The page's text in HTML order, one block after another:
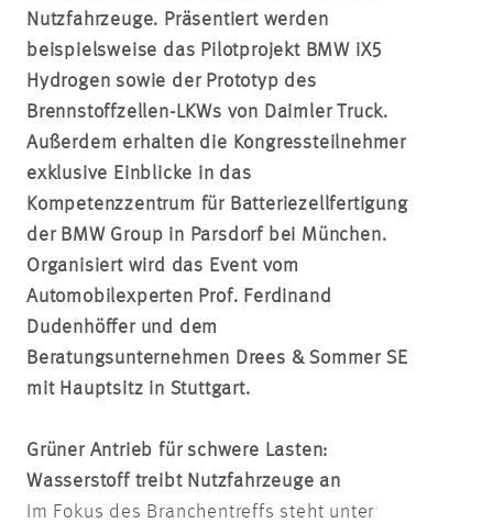
Nutzfahrzeuge. Präsentiert werden
beispielsweise das Pilotprojekt BMW iX5
Hydrogen sowie der Prototyp des
Brennstoffzellen-LKWs von Daimler Truck.
Außerdem erhalten die Kongressteilnehmer
exklusive Einblicke in das
Kompetenzzentrum für Batteriezellfertigung
der BMW Group in Parsdorf bei München.
Organisiert wird das Event vom
Automobilexperten Prof. Ferdinand
Dudenhöffer und dem
Beratungsunternehmen Drees & Sommer SE
mit Hauptsitz in Stuttgart.
Grüner Antrieb für schwere Lasten:
Wasserstoff treibt Nutzfahrzeuge an
Im Fokus des Branchentreffs steht unter